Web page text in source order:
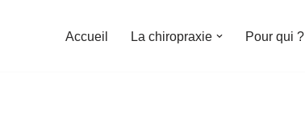
Accueil La chiropraxie Pour qui ?